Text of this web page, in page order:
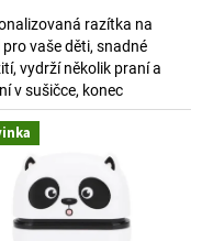
razítka na
vaše děti, snadné
vydrží několik praní a
v sušičce, konec
věcí, výroba dle vašich